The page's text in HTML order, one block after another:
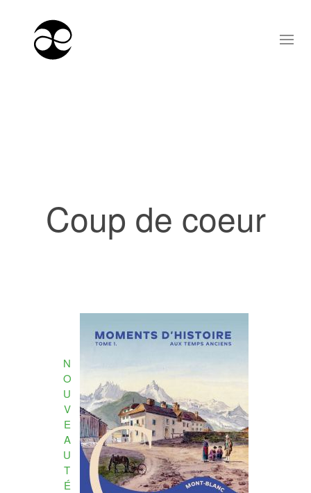
Coup de coeur
N
O
U
V
E
A
U
T
É